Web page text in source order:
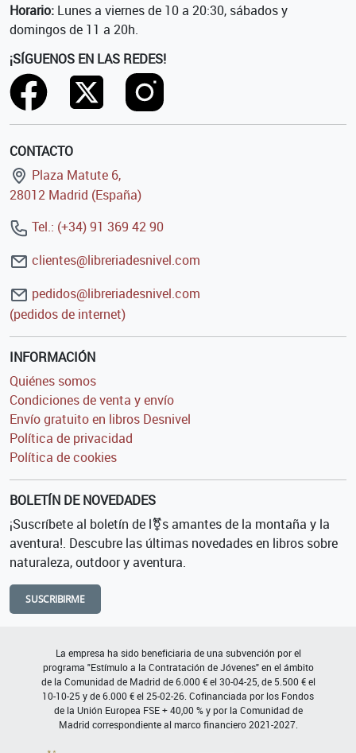
Horario: Lunes a viernes de 10 a 20:30, sábados y
domingos de 11 a 20h.
¡SÍGUENOS EN LAS REDES!
CONTACTO
Plaza Matute 6,
28012 Madrid (España)
Tel.: (+34) 91 369 42 90
clientes@libreriadesnivel.com
pedidos@libreriadesnivel.com
(pedidos de internet)
INFORMACIÓN
Quiénes somos
Condiciones de venta y envío
Envío gratuito en libros Desnivel
Política de privacidad
Política de cookies
BOLETÍN DE NOVEDADES
¡Suscríbete al boletín de l⚧s amantes de la montaña y la
aventura!. Descubre las últimas novedades en libros sobre
naturaleza, outdoor y aventura.
SUSCRIBIRME
La empresa ha sido beneficiaria de una subvención por el
programa "Estímulo a la Contratación de Jóvenes" en el ámbito
de la Comunidad de Madrid de 6.000 € el 30-04-25, de 5.500 € el
10-10-25 y de 6.000 € el 25-02-26. Cofinanciada por los Fondos
de la Unión Europea FSE + 40,00 % y por la Comunidad de
Madrid correspondiente al marco financiero 2021-2027.